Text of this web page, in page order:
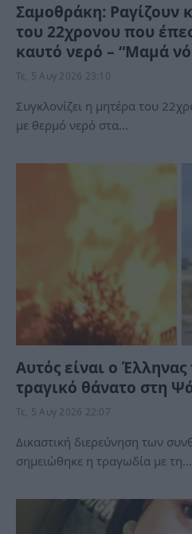
Σαμοθράκη: Ραγίζουν
του 22χρονου που
καυτό νερό – “Μαμά
Τε, 5 Αυγ 2026 23:10
Συγκλονίζει η μητέρα του
με θερμό νερό στα…
Αυτός είναι ο
τραγικό θάνατο στη
Τε, 5 Αυγ 2026 22:07
Δικαστική διερεύνηση των
σημειώθηκε η τραγωδία με τη…